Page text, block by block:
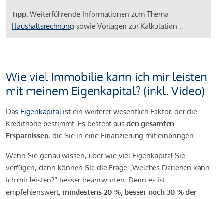
Tipp: Weiterführende Informationen zum Thema
Haushaltsrechnung sowie Vorlagen zur Kalkulation .
Wie viel Immobilie kann ich mir leisten
mit meinem Eigenkapital? (inkl. Video)
Das Eigenkapitalist ein weiterer wesentlich Faktor, der die
Kredithöhe bestimmt. Es besteht aus den gesamten
Ersparnissen, die Sie in eine Finanzierung mit einbringen.
Wenn Sie genau wissen, über wie viel Eigenkapital Sie
verfügen, dann können Sie die Frage „Welches Darlehen kann
ich mir leisten?“ besser beantworten. Denn es ist
empfehlenswert, mindestens 20 %, besser noch 30 % der